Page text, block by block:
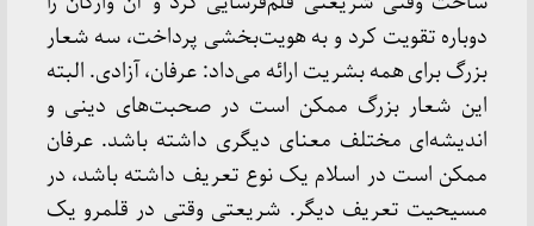
دوباره تقویت کرد و به هویت‌بخشی پرداخت، سه شعار
بزرگ برای همه بشریت ارائه می‌داد: عرفان، آزادی. البته
این شعار بزرگ ممکن است در صحبت‌های دینی و
اندیشه‌ای مختلف معنای دیگری داشته باشد. عرفان
ممکن است در اسلام یک نوع تعریف داشته باشد، در
مسیحیت تعریف دیگر. شریعتی وقتی در قلمرو یک